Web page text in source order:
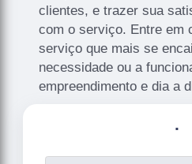
clientes, e trazer sua
com o serviço. Entre em
serviço que mais se
necessidade ou a
empreendimento e dia a
.